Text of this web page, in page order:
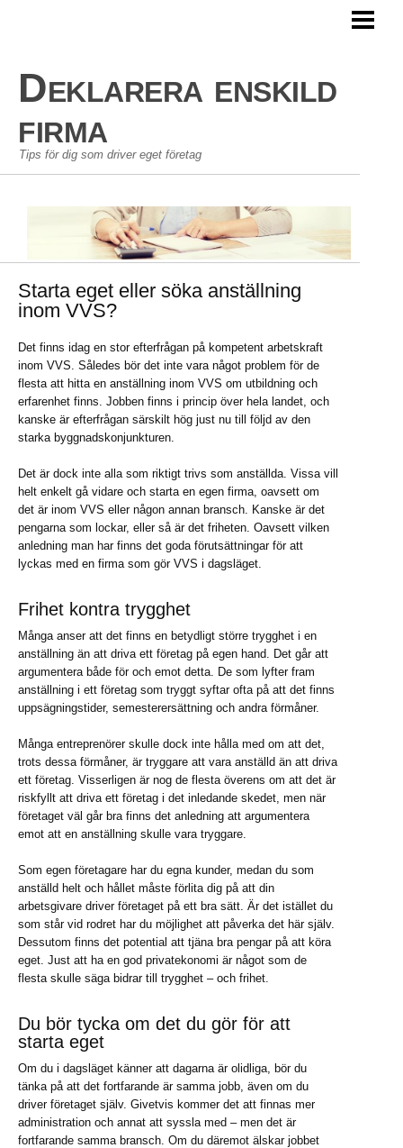
PERSONLIG EKONOMI
GÖRA EN BUDGET
Deklarera enskild
firma
Tips för dig som driver eget företag
Starta eget eller söka anställning
inom VVS?
Det finns idag en stor efterfrågan på kompetent arbetskraft
inom VVS. Således bör det inte vara något problem för de
flesta att hitta en anställning inom VVS om utbildning och
erfarenhet finns. Jobben finns i princip över hela landet, och
kanske är efterfrågan särskilt hög just nu till följd av den
starka byggnadskonjunkturen.
Det är dock inte alla som riktigt trivs som anställda. Vissa vill
helt enkelt gå vidare och starta en egen firma, oavsett om
det är inom VVS eller någon annan bransch. Kanske är det
pengarna som lockar, eller så är det friheten. Oavsett vilken
anledning man har finns det goda förutsättningar för att
lyckas med en firma som gör VVS i dagsläget.
Frihet kontra trygghet
Många anser att det finns en betydligt större trygghet i en
anställning än att driva ett företag på egen hand. Det går att
argumentera både för och emot detta. De som lyfter fram
anställning i ett företag som tryggt syftar ofta på att det finns
uppsägningstider, semesterersättning och andra förmåner.
Många entreprenörer skulle dock inte hålla med om att det,
trots dessa förmåner, är tryggare att vara anställd än att driva
ett företag. Visserligen är nog de flesta överens om att det är
riskfyllt att driva ett företag i det inledande skedet, men när
företaget väl går bra finns det anledning att argumentera
emot att en anställning skulle vara tryggare.
Som egen företagare har du egna kunder, medan du som
anställd helt och hållet måste förlita dig på att din
arbetsgivare driver företaget på ett bra sätt. Är det istället du
som står vid rodret har du möjlighet att påverka det här själv.
Dessutom finns det potential att tjäna bra pengar på att köra
eget. Just att ha en god privatekonomi är något som de
flesta skulle säga bidrar till trygghet – och frihet.
Du bör tycka om det du gör för att
starta eget
Om du i dagsläget känner att dagarna är olidliga, bör du
tänka på att det fortfarande är samma jobb, även om du
driver företaget själv. Givetvis kommer det att finnas mer
administration och annat att syssla med – men det är
fortfarande samma bransch. Om du däremot älskar jobbet